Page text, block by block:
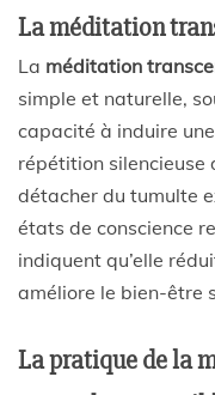
La méditation
La méditation
simple et naturelle,
capacité à induire
répétition silencieuse
détacher du tumulte
états de conscience
indiquent qu’elle
améliore le bien-être
La pratique de la